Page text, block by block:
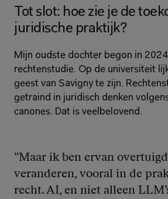
Tot slot: hoe zie je de
juridische praktijk?
Mijn oudste dochter begon in
rechtenstudie. Op de universiteit
geest van Savigny te zijn.
getraind in juridisch denken
canones. Dat is veelbelovend.
"Maar ik ben ervan
veranderen, vooral in de
recht. AI, en niet alleen